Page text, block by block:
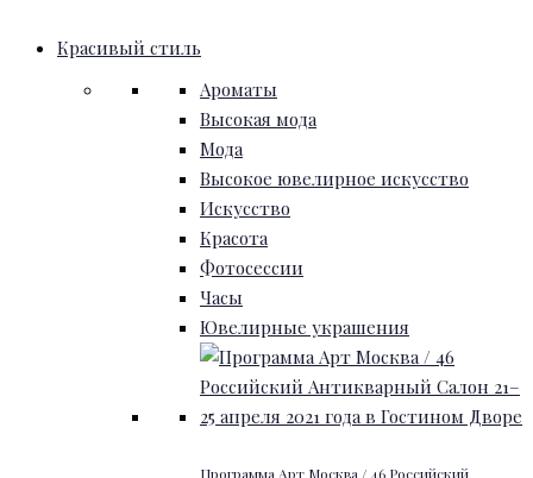
Красивый стиль
Ароматы
Высокая мода
Мода
Высокое ювелирное искусство
Искусство
Красота
Фотосессии
Часы
Ювелирные украшения
Программа Арт Москва / 46 Российский